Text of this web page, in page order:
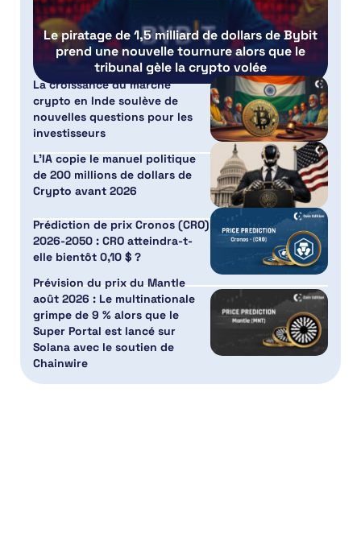
Le piratage de 1,5 milliard de dollars de Bybit
prend une nouvelle tournure alors que le
tribunal gèle la crypto volée
La croissance du marché
crypto en Inde soulève de
nouvelles questions pour les
investisseurs
L’IA copie le manuel politique
de 200 millions de dollars de
Crypto avant 2026
Prédiction de prix Cronos (CRO)
2026-2050 : CRO atteindra-t-
elle bientôt 0,10 $ ?
Prévision du prix du Mantle
août 2026 : Le multinationale
grimpe de 9 % alors que le
Super Portal est lancé sur
Solana avec le soutien de
Chainwire